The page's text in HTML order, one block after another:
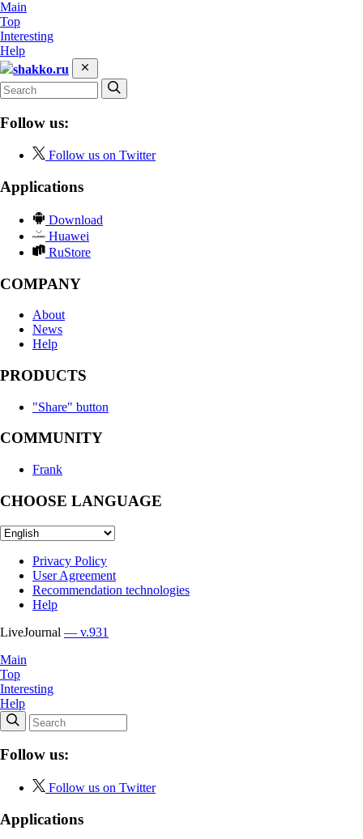
Main
Top
Interesting
Help
shakko.ru
Follow us:
Follow us on Twitter
Applications
Download
Huawei
RuStore
COMPANY
About
News
Help
PRODUCTS
"Share" button
COMMUNITY
Frank
CHOOSE LANGUAGE
Privacy Policy
User Agreement
Recommendation technologies
Help
LiveJournal — v.931
Main
Top
Interesting
Help
Follow us:
Follow us on Twitter
Applications